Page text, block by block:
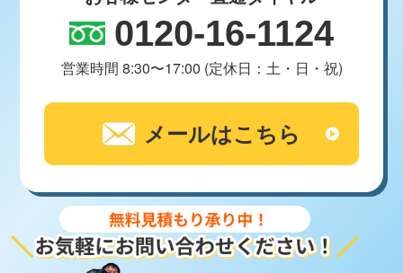
0120-16-1124
営業時間 8:30〜17:00 (定休日：土・日・祝)
メールはこちら